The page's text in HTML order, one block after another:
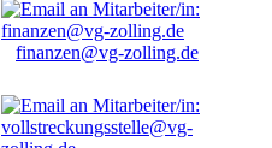
finanzen@vg-zolling.de